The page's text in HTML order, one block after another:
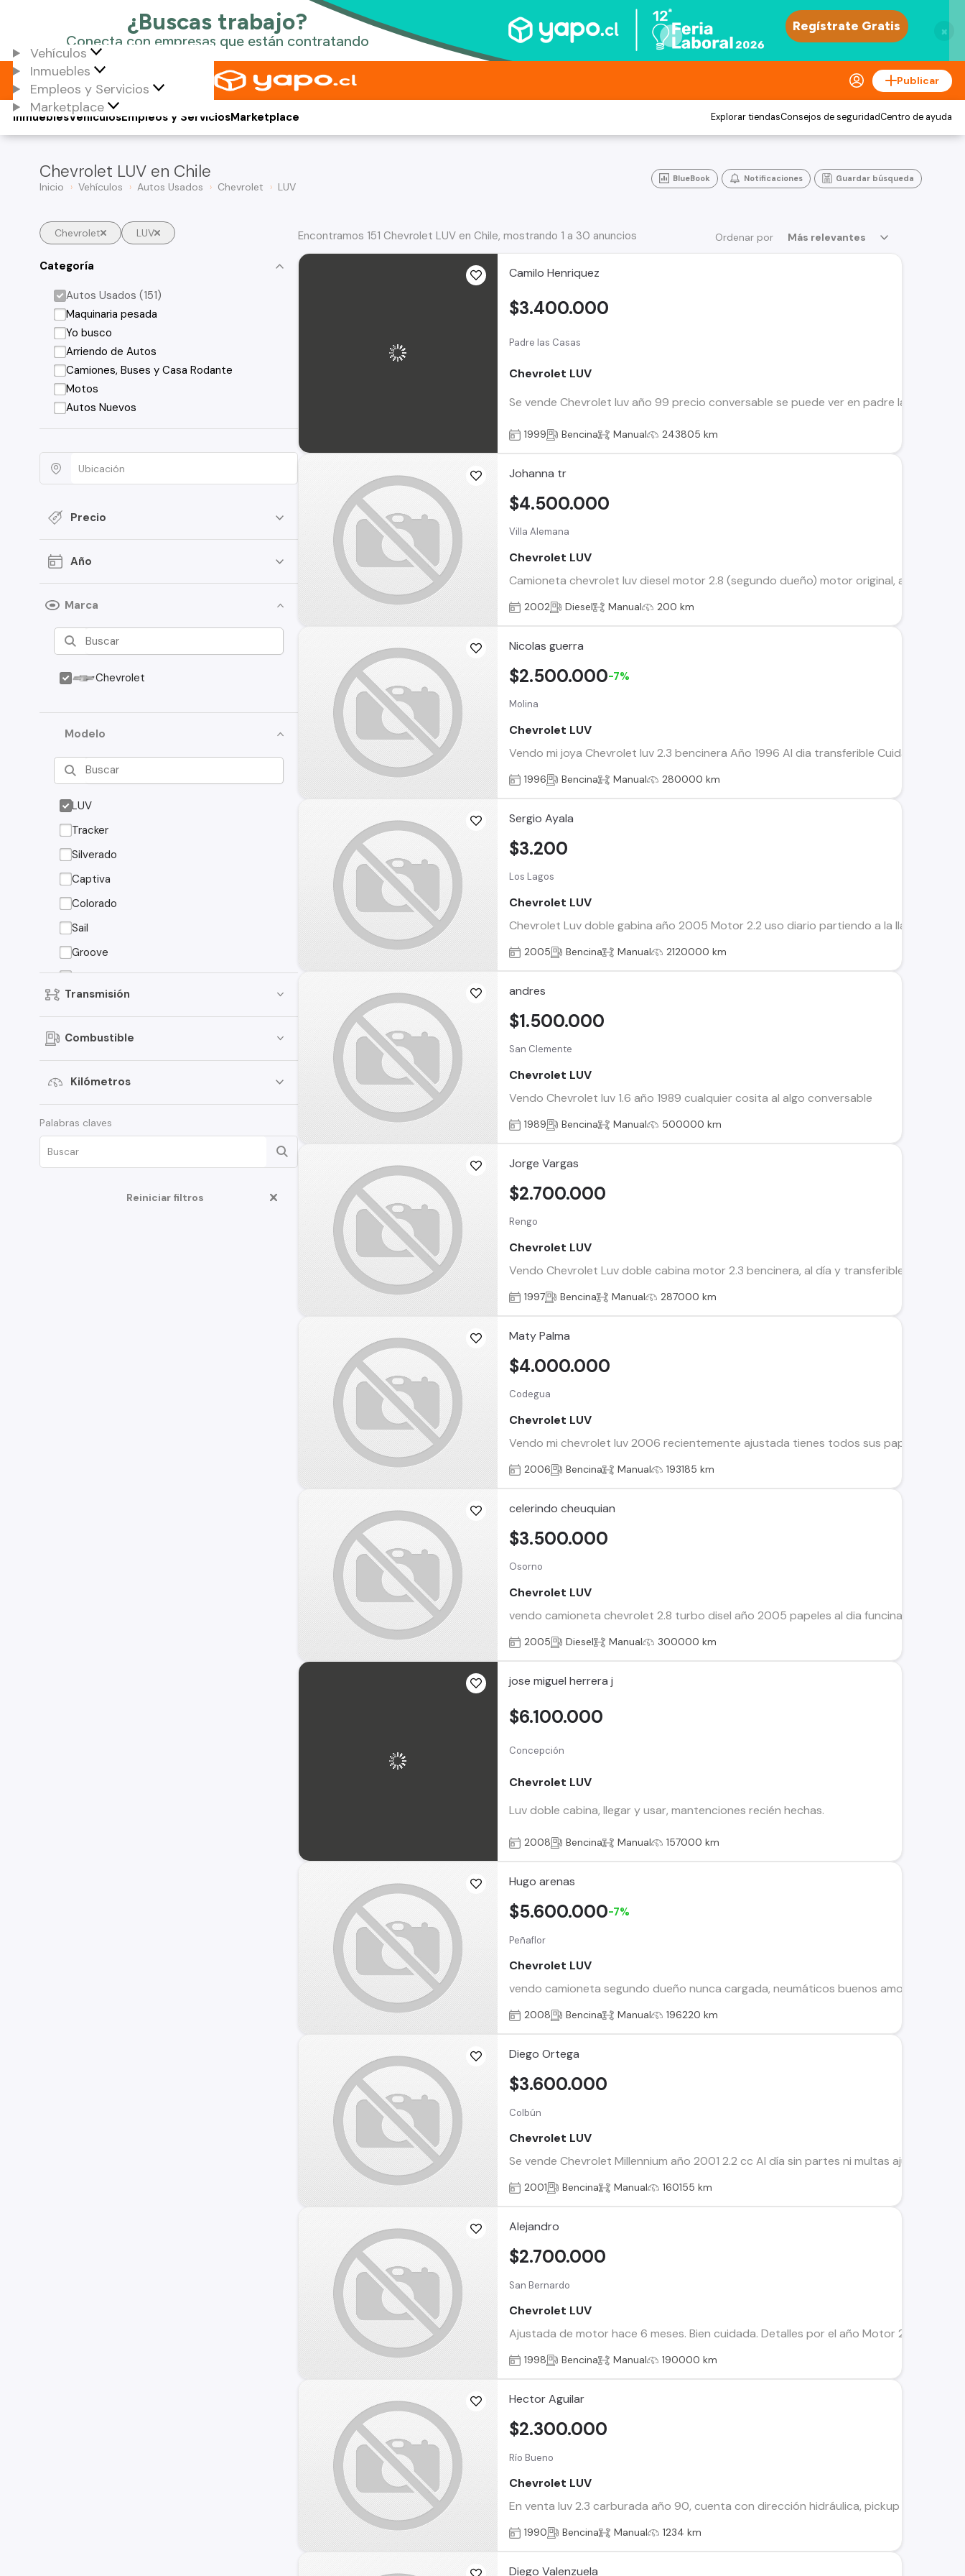
×
Vehículos
Inmuebles
Empleos y Servicios
Marketplace
Publicar
Vehículos
Inmuebles Empleos y ServiciosMarketplace Explorar tiendasConsejos de seguridadCentro de ayuda
Chevrolet LUV en Chile
Inicio Vehículos Autos Usados Chevrolet LUV
BlueBook Notificaciones Guardar búsqueda
Chevrolet LUV
Categoría
Autos Usados (151)
Maquinaria pesada
Yo busco
Arriendo de Autos
Camiones, Buses y Casa Rodante
Motos
Autos Nuevos
Precio
Año
Marca
Chevrolet
Modelo
LUV
Tracker
Silverado
Captiva
Colorado
Sail
Groove
Onix
Spark
S-10
Montana
Corsa
Tahoe
Transmisión
Combustible
Kilómetros
Palabras claves
Reiniciar filtros
Ordenar por Más relevantes
Encontramos 151 Chevrolet LUV en Chile, mostrando 1 a 30 anuncios
Camilo Henriquez
Padre las Casas
Chevrolet LUV
Se vende Chevrolet luv año 99 precio conversable se puede ver en padre las casas
$3.400.000
1999 Bencina Manual 243805 km
Johanna tr
Villa Alemana
Chevrolet LUV
Camioneta chevrolet luv diesel motor 2.8 (segundo dueño) motor original, al dia, sin
$4.500.000
2002 Diesel Manual 200 km
Nicolas guerra
Molina
Chevrolet LUV
Vendo mi joya Chevrolet luv 2.3 bencinera Año 1996 Al dia transferible Cuidado
$2.500.000-7%
1996 Bencina Manual 280000 km
Sergio Ayala
Los Lagos
Chevrolet LUV
Chevrolet Luv doble gabina año 2005 Motor 2.2 uso diario partiendo a la llave lista
$3.200
2005 Bencina Manual 2120000 km
andres
San Clemente
Chevrolet LUV
Vendo Chevrolet luv 1.6 año 1989 cualquier cosita al algo conversable
$1.500.000
1989 Bencina Manual 500000 km
Jorge Vargas
Rengo
Chevrolet LUV
Vendo Chevrolet Luv doble cabina motor 2.3 bencinera, al día y transferible, de uso
$2.700.000
1997 Bencina Manual 287000 km
Maty Palma
Codegua
Chevrolet LUV
Vendo mi chevrolet luv 2006 recientemente ajustada tienes todos sus papeles al
$4.000.000
2006 Bencina Manual 193185 km
celerindo cheuquian
Osorno
Chevrolet LUV
vendo camioneta chevrolet 2.8 turbo disel año 2005 papeles al dia funcinando
$3.500.000
2005 Diesel Manual 300000 km
jose miguel herrera j
Concepción
Chevrolet LUV
Luv doble cabina, llegar y usar, mantenciones recién hechas.
$6.100.000
2008 Bencina Manual 157000 km
Hugo arenas
Peñaflor
Chevrolet LUV
vendo camioneta segundo dueño nunca cargada, neumáticos buenos
$5.600.000-7%
2008 Bencina Manual 196220 km
Diego Ortega
Colbún
Chevrolet LUV
Se vende Chevrolet Millennium año 2001 2.2 cc Al día sin partes ni multas ajustada
$3.600.000
2001 Bencina Manual 160155 km
Alejandro
San Bernardo
Chevrolet LUV
Ajustada de motor hace 6 meses. Bien cuidada. Detalles por el año Motor 2.3
$2.700.000
1998 Bencina Manual 190000 km
Hector Aguilar
Río Bueno
Chevrolet LUV
En venta luv 2.3 carburada año 90, cuenta con dirección hidráulica, pickup nuevo,
$2.300.000
1990 Bencina Manual 1234 km
Diego Valenzuela